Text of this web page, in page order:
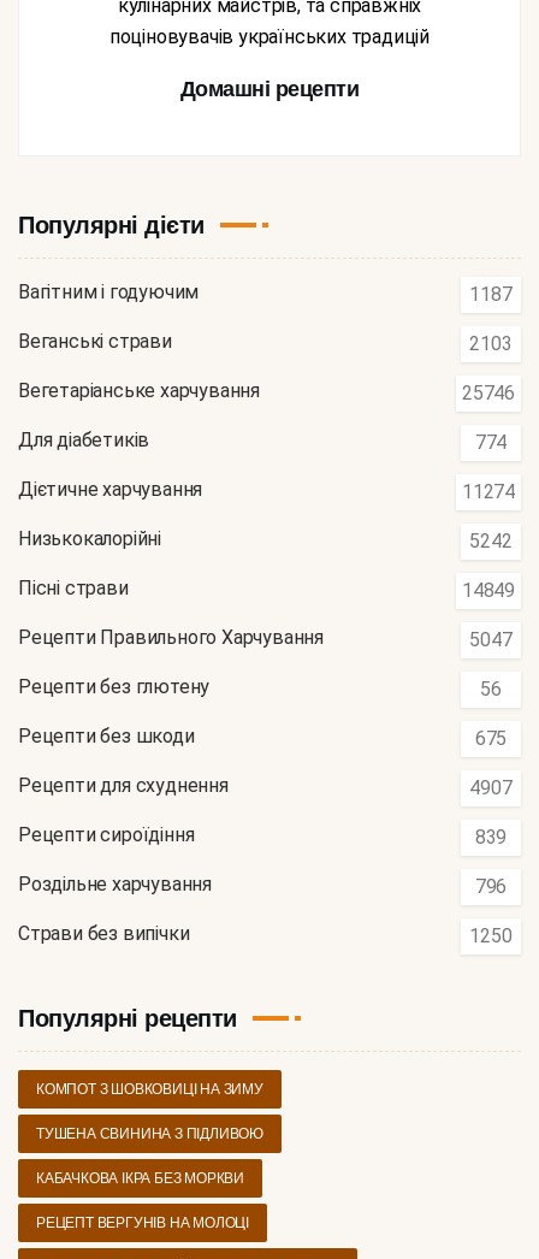
кулінарних майстрів, та справжніх
поціновувачів українських традицій
Домашні рецепти
Популярні дієти
Вагітним і годуючим 1187
Веганські страви 2103
Вегетаріанське харчування 25746
Для діабетиків 774
Дієтичне харчування 11274
Низькокалорійні 5242
Пісні страви 14849
Рецепти Правильного Харчування 5047
Рецепти без глютену 56
Рецепти без шкоди 675
Рецепти для схуднення 4907
Рецепти сироїдіння 839
Роздільне харчування 796
Страви без випічки 1250
Популярні рецепти
КОМПОТ З ШОВКОВИЦІ НА ЗИМУ
ТУШЕНА СВИНИНА З ПІДЛИВОЮ
КАБАЧКОВА ІКРА БЕЗ МОРКВИ
РЕЦЕПТ ВЕРГУНІВ НА МОЛОЦІ